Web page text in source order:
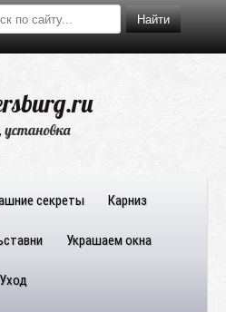
секреты Карниз
Украшаем окна
Уход